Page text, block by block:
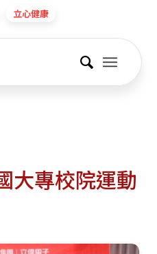
立心健康
大專校院運動